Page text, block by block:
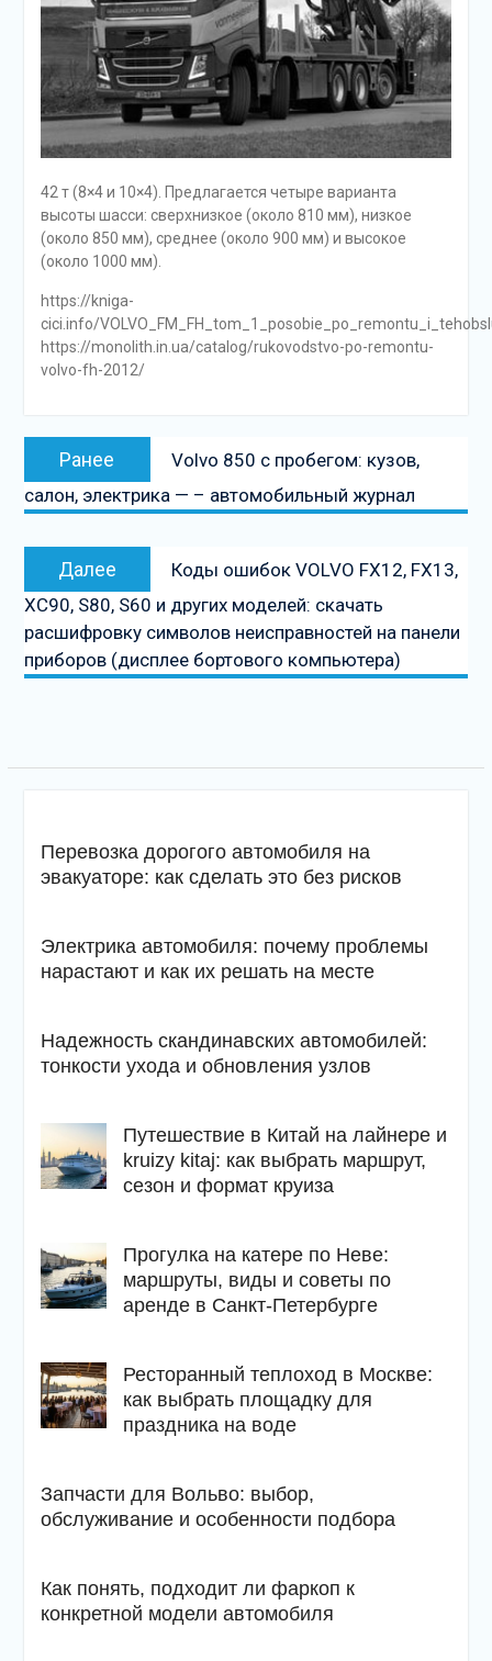
42 т (8×4 и 10×4). Предлагается четыре варианта
высоты шасси: сверхнизкое (около 810 мм), низкое
(около 850 мм), среднее (около 900 мм) и высокое
(около 1000 мм).
https://kniga-
cici.info/
https://monolith.in.ua/catalog/rukovodstvo-po-remontu-
volvo-fh-2012/
Навигация
записям
Ранее
Предыдущая
запись:
Volvo 850 с пробегом: кузов,
салон, электрика — – автомобильный журнал
Далее
Следующая
запись
Коды ошибок VOLVO FX12, FX13,
XC90, S80, S60 и других моделей: скачать
расшифровку символов неисправностей на панели
приборов (дисплее бортового компьютера)
Перевозка дорогого автомобиля на
эвакуаторе: как сделать это без рисков
Электрика автомобиля: почему проблемы
нарастают и как их решать на месте
Надежность скандинавских автомобилей:
тонкости ухода и обновления узлов
Путешествие в Китай на лайнере и
kruizy kitaj: как выбрать маршрут,
сезон и формат круиза
Прогулка на катере по Неве:
маршруты, виды и советы по
аренде в Санкт-Петербурге
Ресторанный теплоход в Москве:
как выбрать площадку для
праздника на воде
Запчасти для Вольво: выбор,
обслуживание и особенности подбора
Как понять, подходит ли фаркоп к
конкретной модели автомобиля